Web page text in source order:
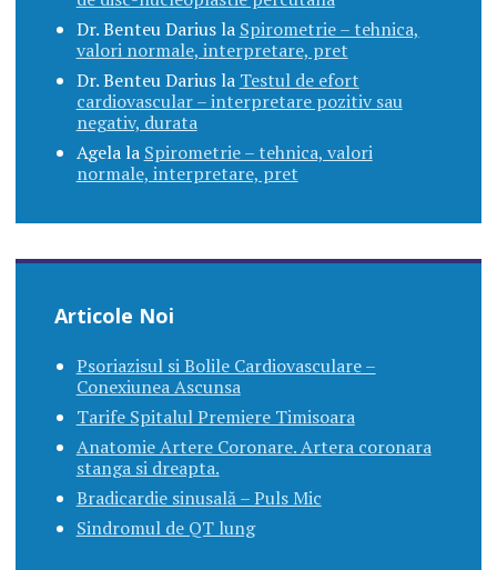
Dr. Benteu Dariusla Spirometrie – tehnica,
valori normale, interpretare, pret
Dr. Benteu Dariusla Testul de efort
cardiovascular – interpretare pozitiv sau
negativ, durata
Agelala Spirometrie – tehnica, valori
normale, interpretare, pret
Articole Noi
Psoriazisul si Bolile Cardiovasculare –
Conexiunea Ascunsa
Tarife Spitalul Premiere Timisoara
Anatomie Artere Coronare. Artera coronara
stanga si dreapta.
Bradicardie sinusală – Puls Mic
Sindromul de QT lung